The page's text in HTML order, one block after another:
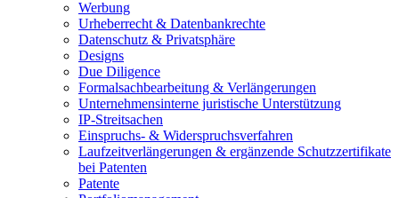
Werbung
Urheberrecht & Datenbankrechte
Datenschutz & Privatsphäre
Designs
Due Diligence
Formalsachbearbeitung & Verlängerungen
Unternehmensinterne juristische Unterstützung
IP-Streitsachen
Einspruchs- & Widerspruchsverfahren
Laufzeitverlängerungen & ergänzende Schutzzertifikate
bei Patenten
Patente